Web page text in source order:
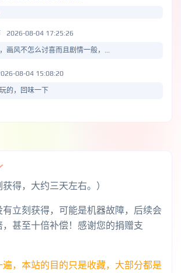
2026-08-04 17:25:26
画风不怎么讨喜而且剧情一般，...
08-04 15:08:20
的，回味一下
获得，大约三天左右。）
有立刻获得，可能是机器故障，后续会
甚至十倍补偿！感谢您的捐赠支
，本站的目的只是收藏，大部分都是